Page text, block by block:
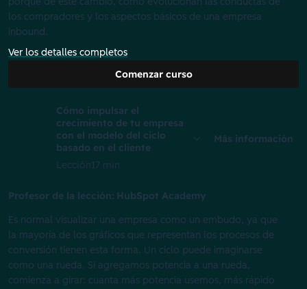
los compradores y los aspectos básicos de una empresa
inbound.
Ver los detalles completos
Comenzar curso
Cómo impulsar el
crecimiento de tu empresa
con el modelo del ciclo
basado en el cliente
Lección17 min
Más información
Profesor de la lección: HubSpot Academy
Es normal visualizar una empresa como un embudo, ya que
la mayoría de los gráficos que representan los procesos de
conversión tienen esta forma. Un ciclo puede imaginarse
como una rueda. Si agregamos potencia a una rueda,
comienza a girar: cuanta más potencia usemos, más rápido